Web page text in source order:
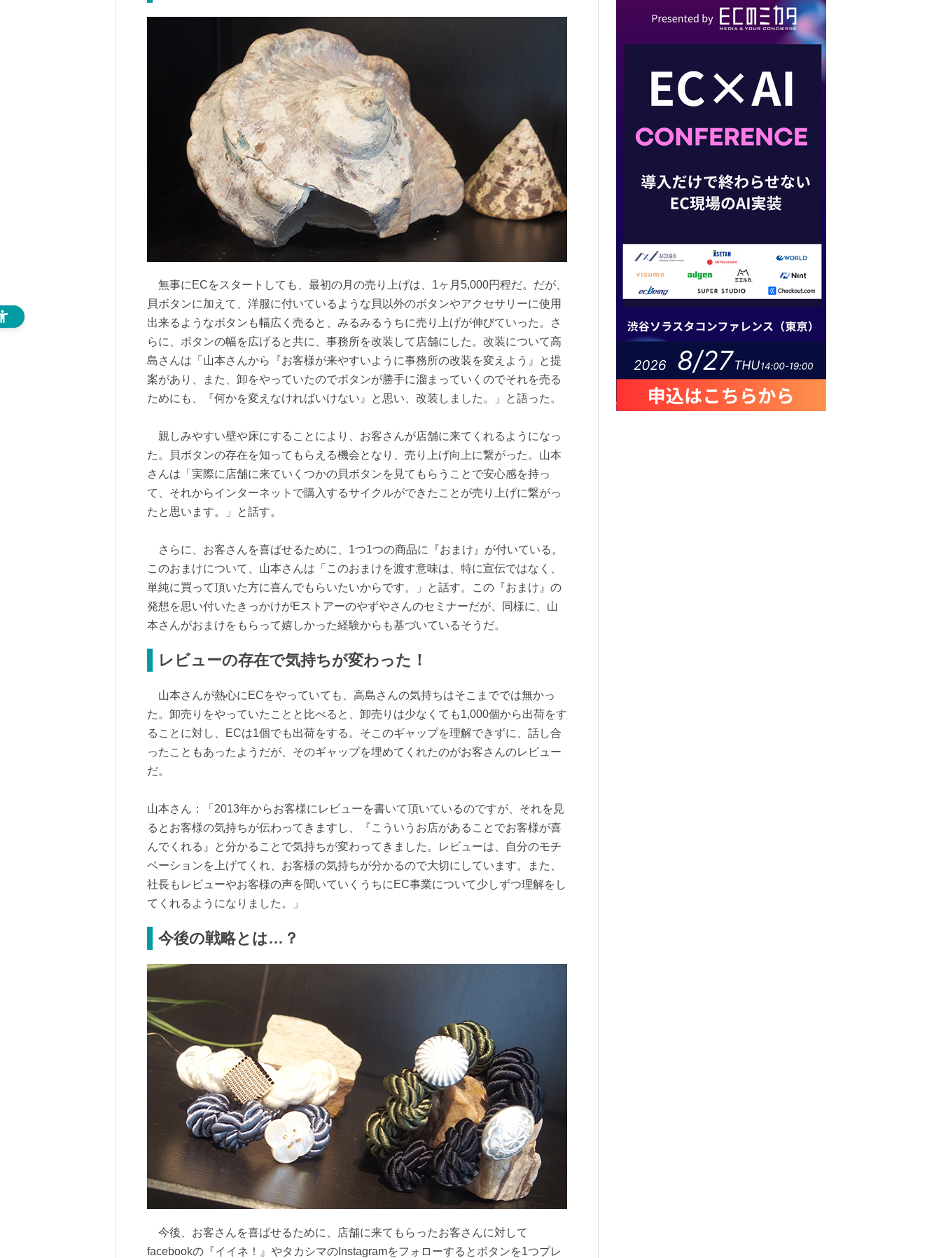
無事にECをスタートしても、最初の月の売り上げは、1ヶ月5,000円程だ。だが、
貝ボタンに加えて、洋服に付いているような貝以外のボタンやアクセサリーに使用
出来るようなボタンも幅広く売ると、みるみるうちに売り上げが伸びていった。さ
らに、ボタンの幅を広げると共に、事務所を改装して店舗にした。改装について高
島さんは「山本さんから『お客様が来やすいように事務所の改装を変えよう』と提
案があり、また、卸をやっていたのでボタンが勝手に溜まっていくのでそれを売る
ためにも、『何かを変えなければいけない』と思い、改装しました。」と語った。
親しみやすい壁や床にすることにより、お客さんが店舗に来てくれるようになっ
た。貝ボタンの存在を知ってもらえる機会となり、売り上げ向上に繋がった。山本
さんは「実際に店舗に来ていくつかの貝ボタンを見てもらうことで安心感を持っ
て、それからインターネットで購入するサイクルができたことが売り上げに繋がっ
たと思います。」と話す。
さらに、お客さんを喜ばせるために、1つ1つの商品に『おまけ』が付いている。
このおまけについて、山本さんは「このおまけを渡す意味は、特に宣伝ではなく、
単純に買って頂いた方に喜んでもらいたいからです。」と話す。この『おまけ』の
発想を思い付いたきっかけがEストアーのやずやさんのセミナーだが、同様に、山
本さんがおまけをもらって嬉しかった経験からも基づいているそうだ。
レビューの存在で気持ちが変わった！
山本さんが熱心にECをやっていても、高島さんの気持ちはそこまででは無かっ
た。卸売りをやっていたことと比べると、卸売りは少なくても1,000個から出荷をす
ることに対し、ECは1個でも出荷をする。そこのギャップを理解できずに、話し合
ったこともあったようだが、そのギャップを埋めてくれたのがお客さんのレビュー
だ。
山本さん：「2013年からお客様にレビューを書いて頂いているのですが、それを見
るとお客様の気持ちが伝わってきますし、『こういうお店があることでお客様が喜
んでくれる』と分かることで気持ちが変わってきました。レビューは、自分のモチ
ベーションを上げてくれ、お客様の気持ちが分かるので大切にしています。また、
社長もレビューやお客様の声を聞いていくうちにEC事業について少しずつ理解をし
てくれるようになりました。」
今後の戦略とは…？
今後、お客さんを喜ばせるために、店舗に来てもらったお客さんに対して
facebookの『イイネ！』やタカシマのInstagramをフォローするとボタンを1つプレ